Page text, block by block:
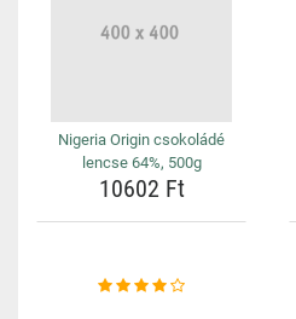
Nigeria Origin csokoládé
lencse 64%, 500g
10602 Ft